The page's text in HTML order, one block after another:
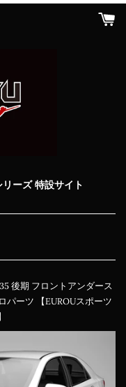
ーズ 特設サイト
後期 フロントアンダース
パーツ 【EUROUスポーツ